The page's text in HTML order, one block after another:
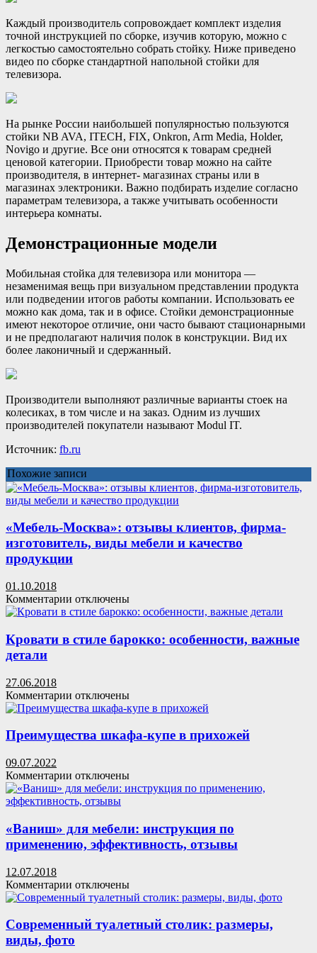
Каждый производитель сопровождает комплект изделия
точной инструкцией по сборке, изучив которую, можно с
легкостью самостоятельно собрать стойку. Ниже приведено
видео по сборке стандартной напольной стойки для
телевизора.
На рынке России наибольшей популярностью пользуются
стойки NB AVA, ITECH, FIX, Onkron, Arm Media, Holder,
Novigo и другие. Все они относятся к товарам средней
ценовой категории. Приобрести товар можно на сайте
производителя, в интернет- магазинах страны или в
магазинах электроники. Важно подбирать изделие согласно
параметрам телевизора, а также учитывать особенности
интерьера комнаты.
Демонстрационные модели
Мобильная стойка для телевизора или монитора —
незаменимая вещь при визуальном представлении продукта
или подведении итогов работы компании. Использовать ее
можно как дома, так и в офисе. Стойки демонстрационные
имеют некоторое отличие, они часто бывают стационарными
и не предполагают наличия полок в конструкции. Вид их
более лаконичный и сдержанный.
Производители выполняют различные варианты стоек на
колесиках, в том числе и на заказ. Одним из лучших
производителей покупатели называют Modul IT.
Источник: fb.ru
Похожие записи
«Мебель-Москва»: отзывы клиентов, фирма-
изготовитель, виды мебели и качество
продукции
01.10.2018
Комментарии к
записи
Москва»:
отзывы
виды
мебели
качество
отключены
Кровати в стиле барокко: особенности, важные
детали
27.06.2018
Комментарии к
записи
в
особенности,
важные
детали
отключены
Преимущества шкафа-купе в прихожей
09.07.2022
Комментарии к
записи
Преимущества
купе
в
прихожей
отключены
«Ваниш» для мебели: инструкция по
применению, эффективность, отзывы
12.07.2018
Комментарии к
записи
для
мебели:
инструкция
отключены
Современный туалетный столик: размеры,
виды, фото